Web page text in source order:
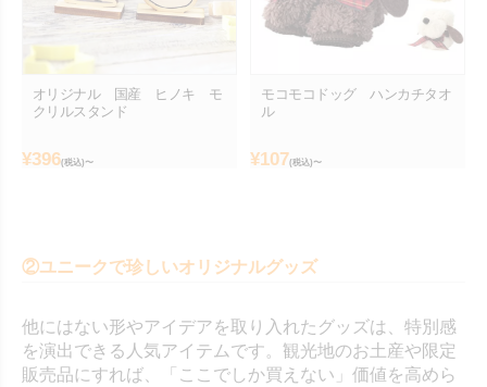
オリジナル 国産 ヒノキ モ
クリルスタンド
¥396(税込)〜
モコモコドッグ ハンカチタオ
ル
¥107(税込)〜
②ユニークで珍しいオリジナルグッズ
他にはない形やアイデアを取り入れたグッズは、特別感
を演出できる人気アイテムです。観光地のお土産や限定
販売品にすれば、「ここでしか買えない」価値を高めら